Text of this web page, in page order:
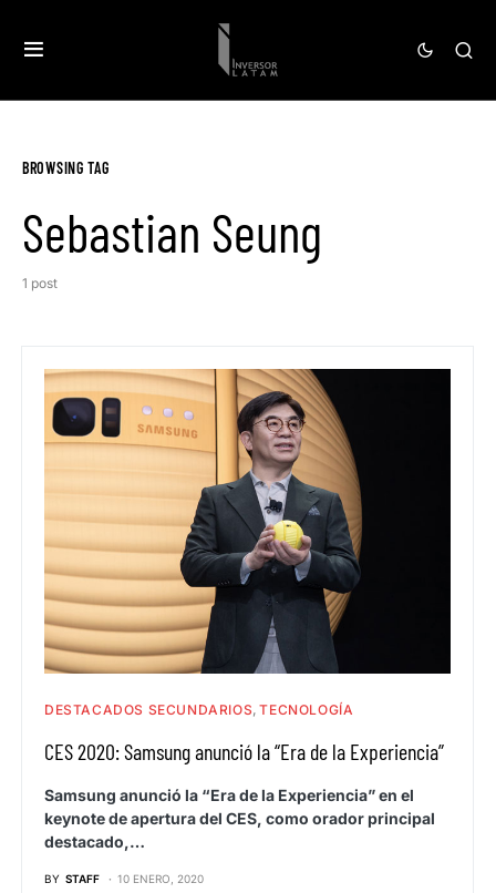
BROWSING TAG
Sebastian Seung
1 post
DESTACADOS SECUNDARIOS TECNOLOGÍA
CES 2020: Samsung anunció la “Era de la Experiencia”
Samsung anunció la “Era de la Experiencia” en el
keynote de apertura del CES, como orador principal
destacado,…
BY STAFF 10 ENERO, 2020